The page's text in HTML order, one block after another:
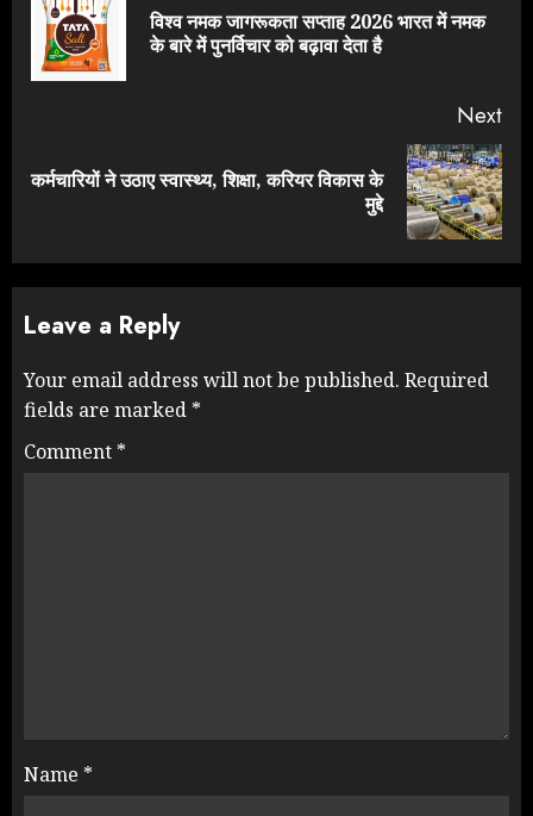
विश्व नमक जागरूकता सप्ताह 2026 भारत में नमक
के बारे में पुनर्विचार को बढ़ावा देता है
Next
Next
कर्मचारियों ने उठाए स्वास्थ्य, शिक्षा, करियर विकास के
मुद्दे
Leave a Reply
Your email address will not be published. Required
fields are marked *
Comment *
Name *